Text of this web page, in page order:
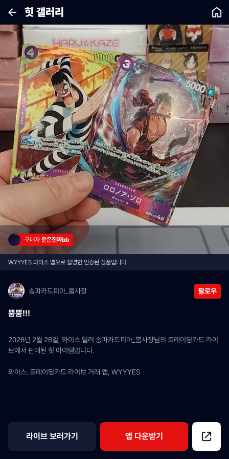
힛 갤러리
구매자 운은진짜bb
WYYYES 와이스 앱으로 촬영한 인증된 상품입니다
송파카드피아_뿜사장 팔로우
뿜뿜!!!
2026년 2월 26일, 와이스 딜러 송파카드피아_뿜사장님의 트레이딩카드 라이
브에서 판매된 힛 아이템입니다.
와이스: 트레이딩카드 라이브 거래 앱, WYYYES
라이브 보러가기 앱 다운받기